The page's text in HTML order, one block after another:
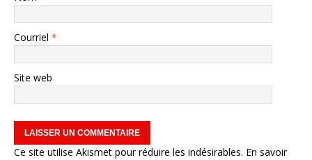
Courriel *
Site web
Ce site utilise Akismet pour réduire les indésirables. En savoir